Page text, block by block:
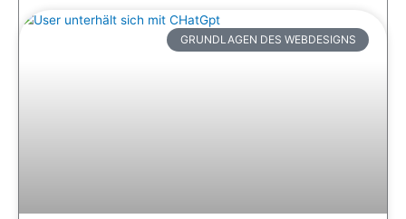
GRUNDLAGEN DES WEBDESIGNS